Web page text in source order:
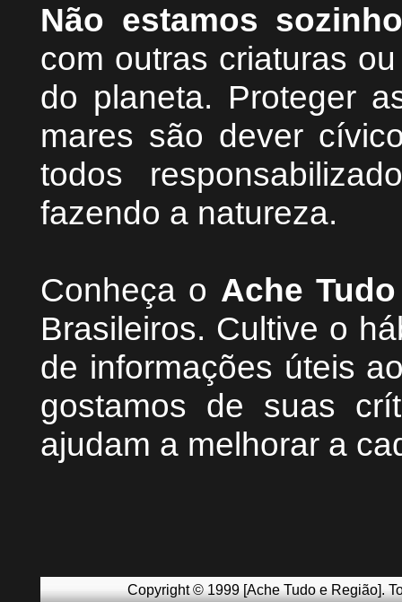
Não estamos
com outras criaturas
do planeta. Proteger
mares são dever
todos
fazendo a natureza.
Conheça o Ache
Brasileiros. Cultive o
de informações úteis
gostamos de suas
ajudam a melhorar a
Copyright © 1999 [Ache Tudo e Região].